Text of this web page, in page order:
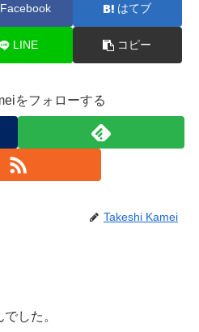
Facebook はてブ
LINE コピー
をフォローする
Takeshi Kamei
した。